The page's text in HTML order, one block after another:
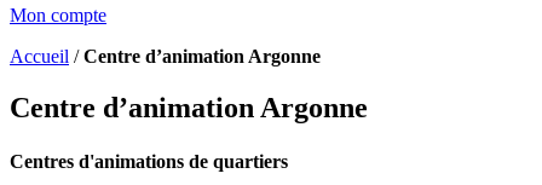
Mon compte
Accueil /Centre d’animation Argonne
Centre d’animation Argonne
Centres d'animations de quartiers